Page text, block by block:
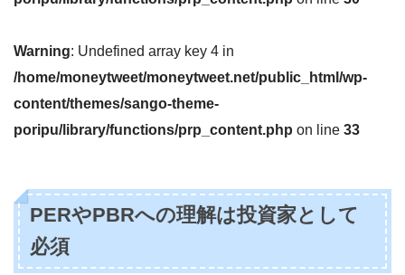
Warning: Undefined array key 4 in
/home/moneytweet/moneytweet.net/public_html/wp-
content/themes/sango-theme-
poripu/library/functions/prp_content.php on line 33
PERやPBRへの理解は投資家として
必須